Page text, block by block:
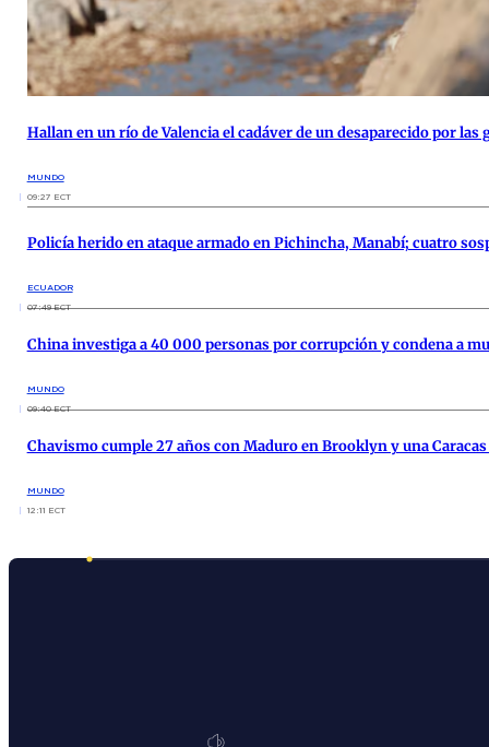
Hallan en un río de Valencia el cadáver de un desaparecido por
MUNDO
09:27 ECT
Policía herido en ataque armado en Pichincha, Manabí; cuatro
ECUADOR
07:49 ECT
China investiga a 40 000 personas por corrupción y condena a
MUNDO
09:40 ECT
Chavismo cumple 27 años con Maduro en Brooklyn y una
MUNDO
12:11 ECT